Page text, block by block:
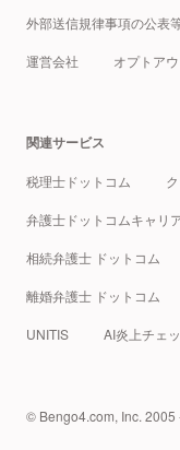
外部送信規律事項の公表
運営会社 オプトア
関連サービス
税理士ドットコム
弁護士ドットコムキャリ
相続弁護士 ドットコム
離婚弁護士 ドットコム
UNITIS AI炎上チェ
© Bengo4.com, Inc. 2005